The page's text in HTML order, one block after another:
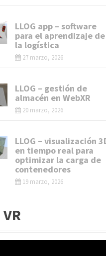
LLOG app – software
para el aprendizaje de
la logística
27 marzo, 2026
LLOG – gestión de
almacén en WebXR
20 marzo, 2026
LLOG – visualización
en tiempo real para
optimizar la carga de
contenedores
19 marzo, 2026